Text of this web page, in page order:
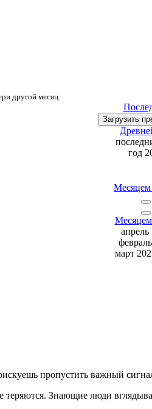
другой месяц
Загрузить
год
Месяцем
Месяцем
апрель
март
пропустить важный
теряются. Знающие люди